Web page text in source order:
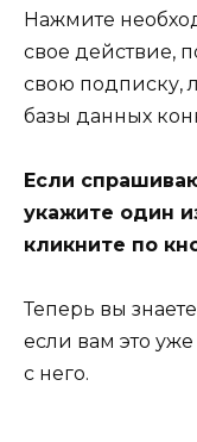
Нажмите
свое действие,
свою подписку,
базы данных
Если
укажите один
кликните по
Теперь вы
если вам это
с него.